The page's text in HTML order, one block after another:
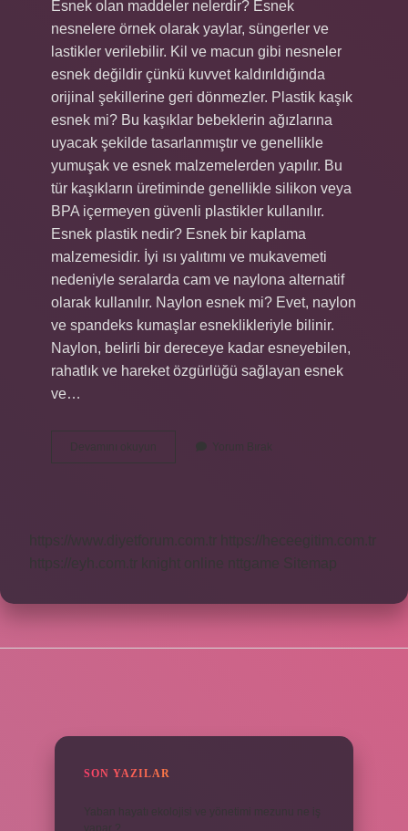
Esnek olan maddeler nelerdir? Esnek
nesnelere örnek olarak yaylar, süngerler ve
lastikler verilebilir. Kil ve macun gibi nesneler
esnek değildir çünkü kuvvet kaldırıldığında
orijinal şekillerine geri dönmezler. Plastik kaşık
esnek mi? Bu kaşıklar bebeklerin ağızlarına
uyacak şekilde tasarlanmıştır ve genellikle
yumuşak ve esnek malzemelerden yapılır. Bu
tür kaşıkların üretiminde genellikle silikon veya
BPA içermeyen güvenli plastikler kullanılır.
Esnek plastik nedir? Esnek bir kaplama
malzemesidir. İyi ısı yalıtımı ve mukavemeti
nedeniyle seralarda cam ve naylona alternatif
olarak kullanılır. Naylon esnek mi? Evet, naylon
ve spandeks kumaşlar esneklikleriyle bilinir.
Naylon, belirli bir dereceye kadar esneyebilen,
rahatlık ve hareket özgürlüğü sağlayan esnek
ve…
Devamını okuyun
Esnek
Yorum Bırak
https://www.diyetforum.com.tr
https://heceegitim.com.tr
https://eyh.com.tr
knight online nttgame Sitemap
SON YAZILAR